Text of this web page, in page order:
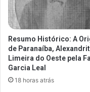
Resumo Histórico: A
de Paranaíba,
Limeira do Oeste pela
Garcia Leal
18 horas atrás